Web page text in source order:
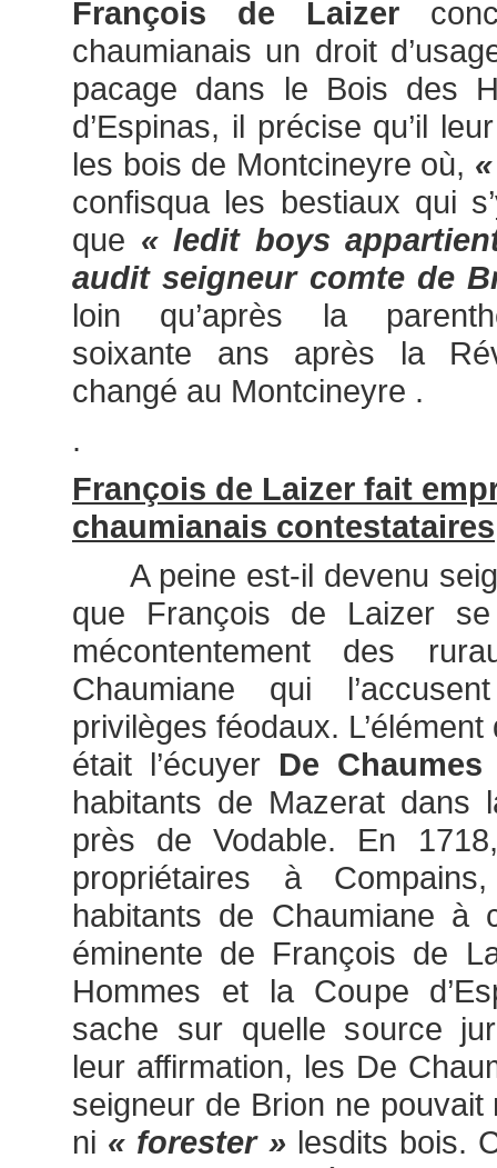
François de Laizer
chaumianais un droit
pacage dans le Bois des
d’Espinas, il précise qu’il
les bois de Montcineyre où,
confisqua les bestiaux qui
que « ledit boys
audit seigneur comte de
loin qu’après la
soixante ans après la
changé au Montcineyre .
.
François de Laizer fait
chaumianais contestataires
A peine est-il devenu
que François de Laizer
mécontentement des
Chaumiane qui
privilèges féodaux.
était l’écuyer De Chaumes
habitants de Mazerat dans
près de Vodable. En
propriétaires à
habitants de Chaumiane à
éminente de François de
Hommes et la Coupe
sache sur quelle source
leur affirmation, les De
seigneur de Brion ne pouvait
ni « forester » lesdits bois.